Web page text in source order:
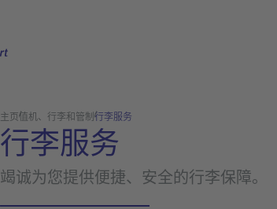
主页值机、行李和管制行李服务
行李服务
竭诚为您提供便捷、安全的行李保障。